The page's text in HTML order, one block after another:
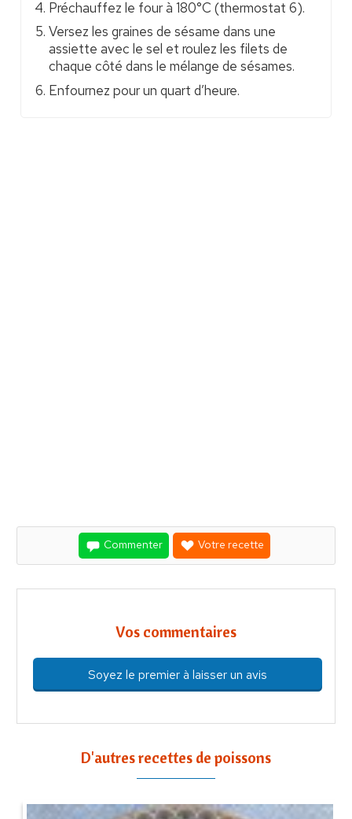
Préchauffez le four à 180°C (thermostat 6).
Versez les graines de sésame dans une
assiette avec le sel et roulez les filets de
chaque côté dans le mélange de sésames.
Enfournez pour un quart d’heure.
Commenter Votre recette
Vos commentaires
Soyez le premier à laisser un avis
D'autres recettes de poissons